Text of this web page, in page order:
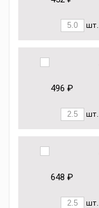
шт.
496 ₽
шт.
648 ₽
шт.